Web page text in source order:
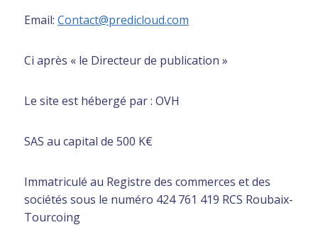
Email: Contact@predicloud.com
Ci après « le Directeur de publication »
Le site est hébergé par : OVH
SAS au capital de 500 K€
Immatriculé au Registre des commerces et des
sociétés sous le numéro 424 761 419 RCS Roubaix-
Tourcoing